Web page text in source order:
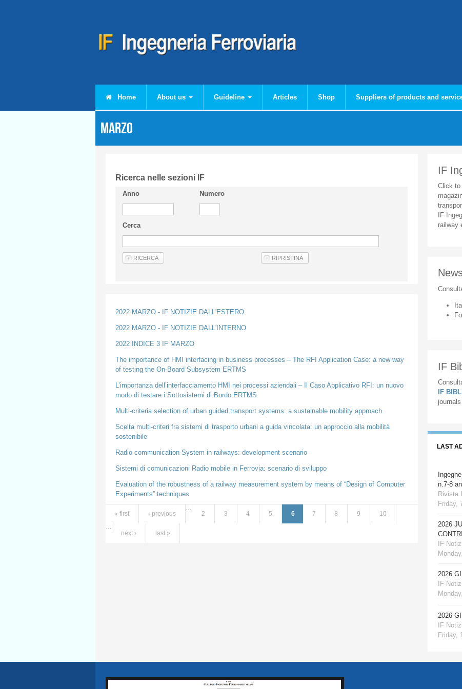
Home About us Guideline Articles Shop Suppliers of products and
Marzo
Ricerca nelle sezioni IF
Anno Numero
Cerca
2022 MARZO - IF NOTIZIE DALL'ESTERO
2022 MARZO - IF NOTIZIE DALL'INTERNO
2022 INDICE 3 IF MARZO
The importance of HMI interfacing in business processes – The RFI Application Case: a new way
of testing the On-Board Subsystem ERTMS
L’importanza dell’interfacciamento HMI nei processi aziendali – Il Caso Applicativo RFI: un nuovo
modo di testare i Sottosistemi di Bordo ERTMS
Multi-criteria selection of urban guided transport systems: a sustainable mobility approach
Scelta multi-criteri fra sistemi di trasporto urbani a guida vincolata: un approccio alla mobilità
sostenibile
Radio communication System in railways: development scenario
Sistemi di comunicazioni Radio mobile in Ferrovia: scenario di sviluppo
Evaluation of the robustness of a railway measurement system by means of “Design of Computer
Experiments” techniques
Pages
« first ‹ previous
2
3 4 5 6 7 8 9
10
…
next ›
last »
IF
Click to
IF
railway
IF
IF
journals
LAST
n.7-8
Rivista
Friday,
2026
IF
2026
IF
2026
IF
Friday,